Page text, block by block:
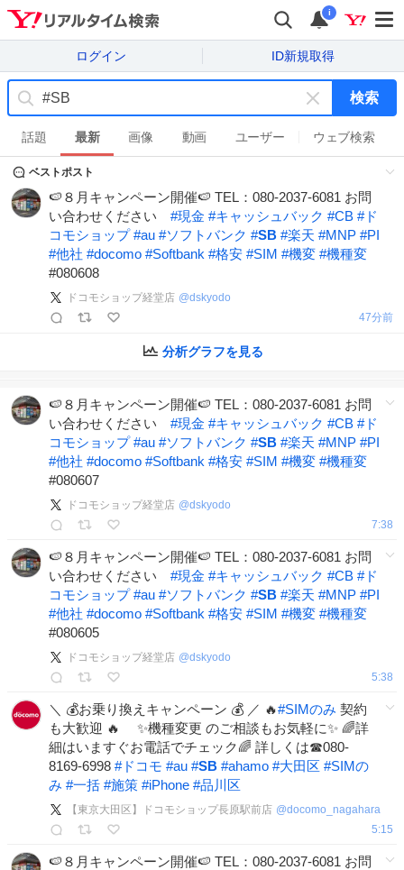
i
ログイン ID新規取得
キ
ー
ワ
ド
を
消
す
検索
話題 最新 画像 動画 ユーザー ウェブ検索
ベストポスト
🍉８月キャンペーン開催🍉 TEL：080-2037-6081 お問
い合わせください #現金 #キャッシュバック #CB #ド
コモショップ #au #ソフトバンク #SB #楽天 #MNP #PI
#他社 #docomo #Softbank #格安 #SIM #機変 #機種変
#080608
ドコモショップ経堂店 @dskyodo
47分前
分析グラフを見る
🍉８月キャンペーン開催🍉 TEL：080-2037-6081 お問
い合わせください #現金 #キャッシュバック #CB #ド
コモショップ #au #ソフトバンク #SB #楽天 #MNP #PI
#他社 #docomo #Softbank #格安 #SIM #機変 #機種変
#080607
ドコモショップ経堂店 @dskyodo
7:38
🍉８月キャンペーン開催🍉 TEL：080-2037-6081 お問
い合わせください #現金 #キャッシュバック #CB #ド
コモショップ #au #ソフトバンク #SB #楽天 #MNP #PI
#他社 #docomo #Softbank #格安 #SIM #機変 #機種変
#080605
ドコモショップ経堂店 @dskyodo
5:38
＼ 💰お乗り換えキャンペーン 💰 ／ 🔥#SIMのみ 契約
も大歓迎 🔥 ✨機種変更 のご相談もお気軽に✨ 🌈詳
細はいますぐお電話でチェック🌈 詳しくは☎080-
8169-6998 #ドコモ #au #SB #ahamo #大田区 #SIMの
み #一括 #施策 #iPhone #品川区
【東京大田区】ドコモショップ長原駅前店 @docomo_nagahara
5:15
🍉８月キャンペーン開催🍉 TEL：080-2037-6081 お問